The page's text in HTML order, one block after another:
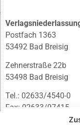
Postfach 1363
53492 Bad Breisig
Zehnerstraße 22b
53498 Bad Breisig
Tel.: 02633/4540-0
Fax: 02633/97415